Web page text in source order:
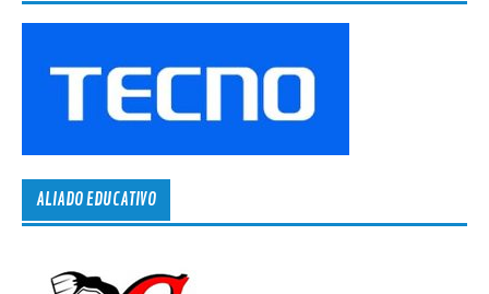
ALIADO EDUCATIVO